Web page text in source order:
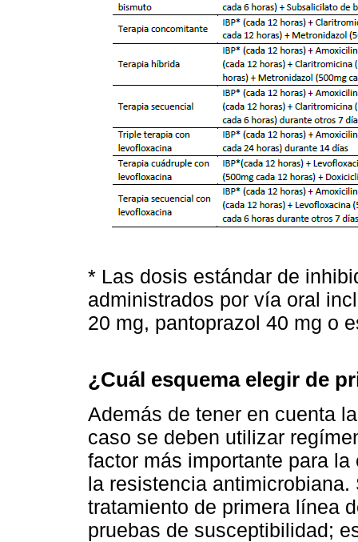
* Las dosis estándar de
administrados por vía oral
20 mg, pantoprazol 40 mg o
¿Cuál esquema elegir de
Además de tener en cuenta
caso se deben utilizar
factor más importante para
la resistencia
tratamiento de primera línea
pruebas de susceptibilidad;